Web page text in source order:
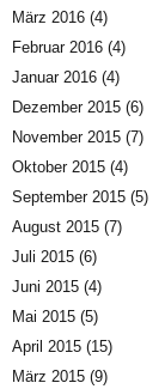
März 2016 (4)
Februar 2016 (4)
Januar 2016 (4)
Dezember 2015 (6)
November 2015 (7)
Oktober 2015 (4)
September 2015 (5)
August 2015 (7)
Juli 2015 (6)
Juni 2015 (4)
Mai 2015 (5)
April 2015 (15)
März 2015 (9)